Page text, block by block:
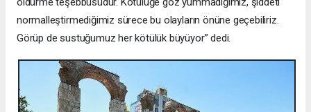
normalleştirmediğimiz sürece bu olayların önüne geçebiliriz.
Görüp de sustuğumuz her kötülük büyüyor” dedi.